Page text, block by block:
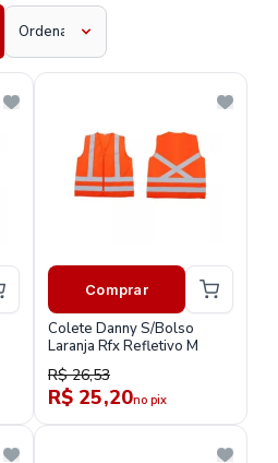
Comprar
Colete Danny S/Bolso
Laranja Rfx Refletivo M
R$ 26,53
R$ 25,20no pix